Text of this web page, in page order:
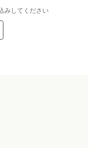
みしてください